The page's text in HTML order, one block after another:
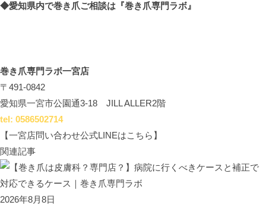
◆愛知県内で巻き爪ご相談は 『巻き爪専門ラボ』
巻き爪専門ラボ一宮店
〒491-0842
愛知県一宮市公園通3-18 JILL ALLER2階
tel: 0586502714
【一宮店問い合わせ公式LINEはこちら】
関連記事
2026年8月8日